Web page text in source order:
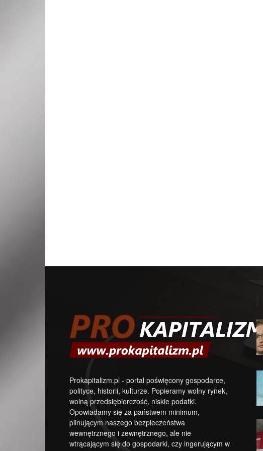
Prokapitalizm.pl - portal poświęcony gospodarce,
polityce, historii, kulturze. Popieramy wolny rynek,
wolną przedsiębiorczość, niskie podatki.
Opowiadamy się za państwem minimum,
pilnującym naszego bezpieczeństwa
wewnętrznego i zewnętrznego, ale nie
wtrącającym się do gospodarki, czy ingerującym w